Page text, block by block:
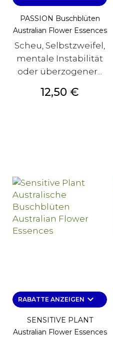
PASSION Buschblüten
Australian Flower Essences
Scheu, Selbstzweifel,
mentale Instabilität
oder überzogener...
Preis
12,50 €
RABATTE ANZEIGEN keyboard_arrow_down
SENSITIVE PLANT
Australian Flower Essences